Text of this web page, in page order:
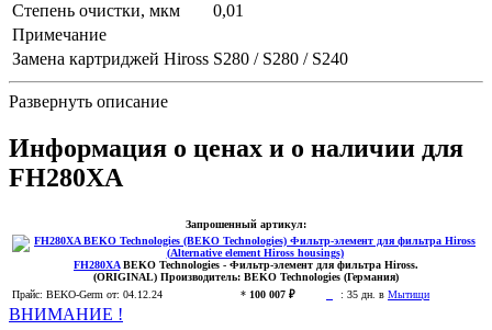
Степень очистки, мкм
0,01
Примечание
Замена картриджей Hiross S280 / S280 / S240
Развернуть описание
Информация о ценах и о наличии для
FH280XA
Запрошенный артикул:
FH280XA BEKO Technologies - Фильтр-элемент для фильтра Hiross.
(ORIGINAL) Производитель: BEKO Technologies (Германия)
Прайс: BEKO-Germ от: 04.12.24 * 100 007 ₽ : 35 дн. в Мытищи
ВНИМАНИЕ !